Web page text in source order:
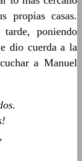
propias casas.
poniendo
dio cuerda a la
a Manuel